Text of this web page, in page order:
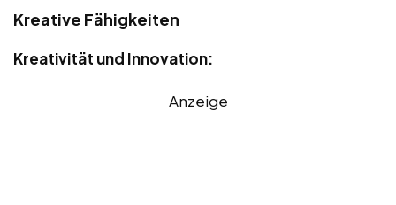
Kreative Fähigkeiten
Kreativität und Innovation:
Anzeige